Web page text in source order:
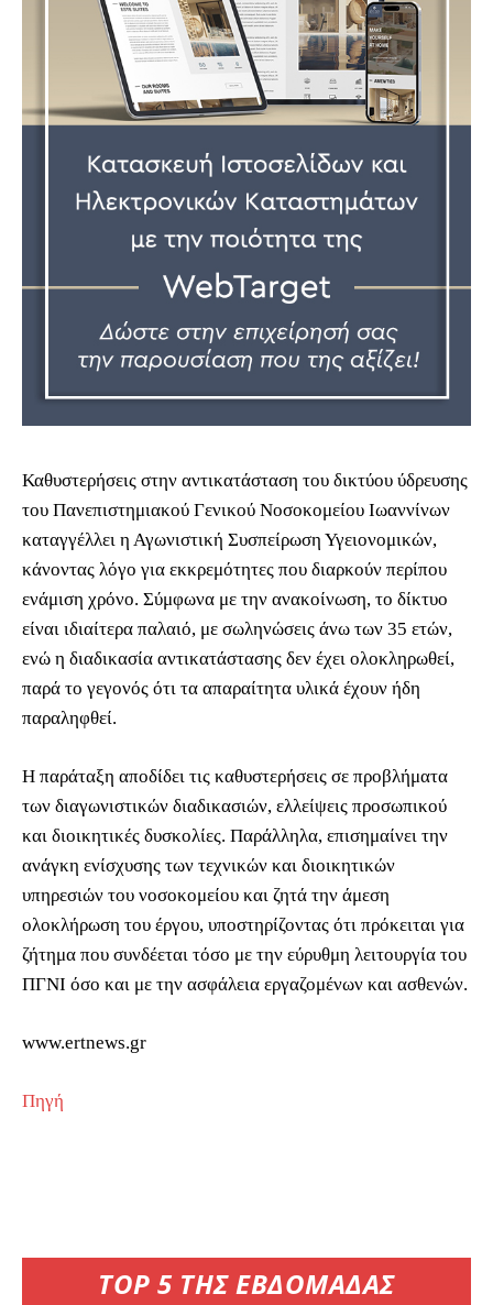
TOP 5 ΤΗΣ ΕΒΔΟΜΑΔΑΣ
Καθυστερήσεις στην αντικατάσταση του δικτύου ύδρευσης
του Πανεπιστημιακού Γενικού Νοσοκομείου Ιωαννίνων
καταγγέλλει η Αγωνιστική Συσπείρωση Υγειονομικών,
κάνοντας λόγο για εκκρεμότητες που διαρκούν περίπου
ενάμιση χρόνο. Σύμφωνα με την ανακοίνωση, το δίκτυο
είναι ιδιαίτερα παλαιό, με σωληνώσεις άνω των 35 ετών,
ενώ η διαδικασία αντικατάστασης δεν έχει ολοκληρωθεί,
παρά το γεγονός ότι τα απαραίτητα υλικά έχουν ήδη
παραληφθεί.
Η παράταξη αποδίδει τις καθυστερήσεις σε προβλήματα
των διαγωνιστικών διαδικασιών, ελλείψεις προσωπικού
και διοικητικές δυσκολίες. Παράλληλα, επισημαίνει την
ανάγκη ενίσχυσης των τεχνικών και διοικητικών
υπηρεσιών του νοσοκομείου και ζητά την άμεση
ολοκλήρωση του έργου, υποστηρίζοντας ότι πρόκειται για
ζήτημα που συνδέεται τόσο με την εύρυθμη λειτουργία του
ΠΓΝΙ όσο και με την ασφάλεια εργαζομένων και ασθενών.
www.ertnews.gr
Πηγή